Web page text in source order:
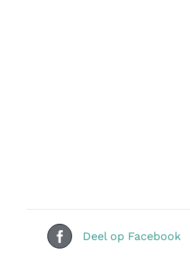
Deel op Facebook